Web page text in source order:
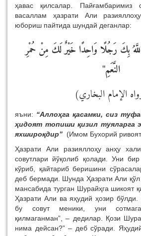
ҳавас қилсалар. Пайғамбаримиз
васаллам ҳазрати Али
юбориш пайтида шундай деганлар:
بِكَ رَجُلًا وَاحِدًا خَيْرٌ لَكَ مِنْ حُمْرِ
النَّعَمِ"
الإمام البخاري)
яъни: “Аллоҳга қасамки, сиз
ҳидоят топиши қизил туяларга
яхшироқдир” (Имом Бухорий
Ҳазрати Али разияллоҳу анҳу
совутлари йўқолиб қолади. Уни
кўриб, қайтариб беришини
деб бермади. Шунда Ҳазрати Али қўл
мансабида турган Шурайҳга шикоят
Ҳазрати Али ва яҳудий ҳозир
бу совут меники, уни
қилмаганман”, – дедилар. Қози
нима дейсан?” – деб сўради.